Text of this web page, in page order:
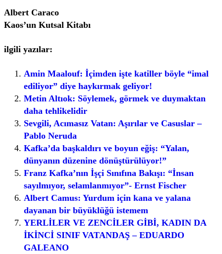
Albert Caraco
Kaos’un Kutsal Kitabı
ilgili yazılar:
Amin Maalouf: İçimden işte katiller böyle “imal
ediliyor” diye haykırmak geliyor!
Metin Altıok: Söylemek, görmek ve duymaktan
daha tehlikelidir
Sevgili, Acımasız Vatan: Aşırılar ve Casuslar –
Pablo Neruda
Kafka’da başkaldırı ve boyun eğiş: “Yalan,
dünyanın düzenine dönüştürülü­yor!”
Franz Kafka’nın İşçi Sınıfına Bakışı: “İnsan
sayılmıyor, selamlanmıyor”- Ernst Fischer
Albert Camus: Yurdum için kana ve yalana
dayanan bir büyüklüğü istemem
YERLİLER VE ZENCİLER GİBİ, KADIN DA
İKİNCİ SINIF VATANDAŞ – EDUARDO
GALEANO